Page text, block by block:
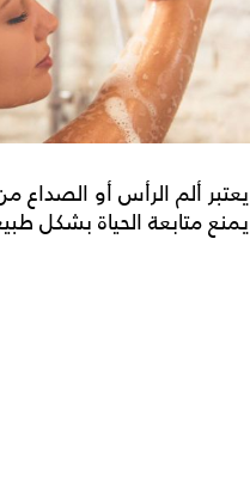
يعتبر ألم الرأس أو الصداع
يمنع متابعة الحياة بشكل